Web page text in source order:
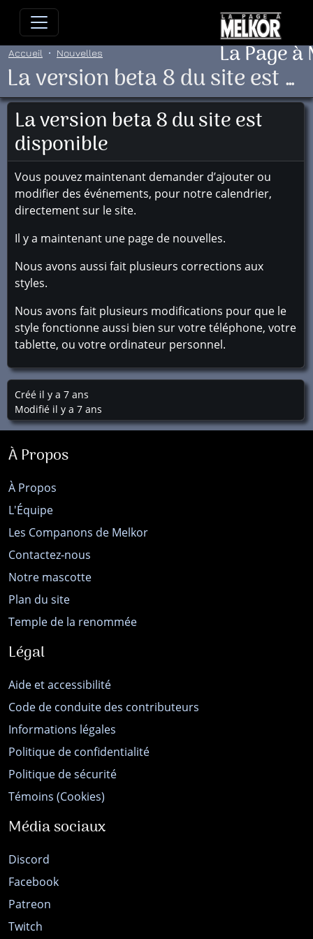
Allez directement au contenu
La Page
Accueil Nouvelles
La version beta 8 du site est disponible
La version beta 8 du site est
disponible
Vous pouvez maintenant demander d’ajouter ou
modifier des événements, pour notre calendrier,
directement sur le site.
Il y a maintenant une page de nouvelles.
Nous avons aussi fait plusieurs corrections aux
styles.
Nous avons fait plusieurs modifications pour que le
style fonctionne aussi bien sur votre téléphone, votre
tablette, ou votre ordinateur personnel.
Créé il y a 7 ans
Modifié il y a 7 ans
À Propos
À Propos
L'Équipe
Les Companons de Melkor
Contactez-nous
Notre mascotte
Plan du site
Temple de la renommée
Légal
Aide et accessibilité
Code de conduite des contributeurs
Informations légales
Politique de confidentialité
Politique de sécurité
Témoins (Cookies)
Média sociaux
Discord
Facebook
Patreon
Twitch